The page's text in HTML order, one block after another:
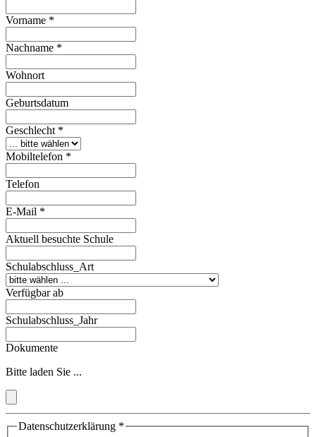
Vorname *
Nachname *
Wohnort
Geburtsdatum
Geschlecht *
Mobiltelefon *
Telefon
E-Mail *
Aktuell besuchte Schule
Schulabschluss_Art
Verfügbar ab
Schulabschluss_Jahr
Dokumente
Bitte laden Sie ...
Datenschutzerklärung *